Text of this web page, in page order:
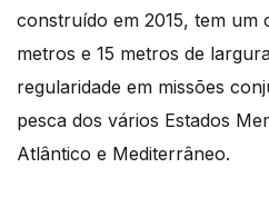
construído em 2015, tem um
metros e 15 metros de
regularidade em missões
pesca dos vários Estados
Atlântico e Mediterrâneo.